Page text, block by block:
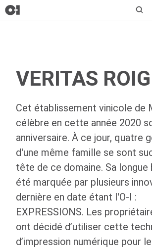
VERITAS ROIG
Cet établissement vinicole de
célèbre en cette année 2020
anniversaire. À ce jour, quatre
d'une même famille se sont
tête de ce domaine. Sa longue
été marquée par plusieurs
dernière en date étant l'O-I :
EXPRESSIONS. Les
ont décidé d’utiliser cette
d’impression numérique pour